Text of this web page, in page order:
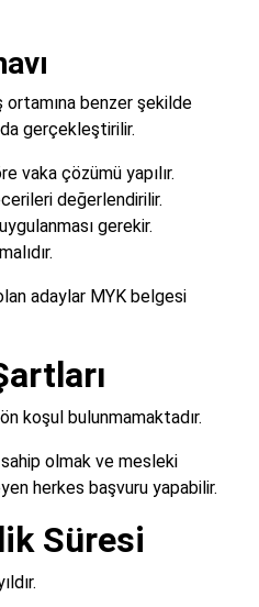
ortamına benzer şekilde
gerçekleştirilir.
vaka çözümü yapılır.
değerlendirilir.
gerekir.
adaylar MYK belgesi
koşul bulunmamaktadır.
sahip olmak ve mesleki
herkes başvuru yapabilir.
Süresi